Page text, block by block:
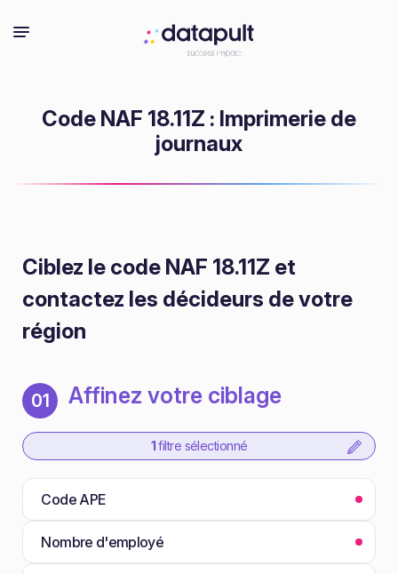
Code NAF 18.11Z : Imprimerie de
journaux
Ciblez le code NAF 18.11Z et
contactez les décideurs de votre
région
01 Affinez votre ciblage
1 filtre sélectionné
Code APE
Nombre d'employé